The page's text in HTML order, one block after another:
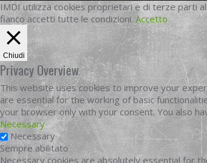
IMDI utilizza cookies proprietari e di terze parti
fianco accetti tutte le condizioni. Accetto
Chiudi
Privacy Overview
This website uses cookies to improve your
are essential for the working of basic
your browser only with your consent. You also
Necessary
Necessary
Sempre abilitato
Necessary cookies are absolutely essential for